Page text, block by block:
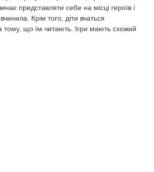
представляти себе на місці героїв і
Крім того, діти вчаться
тому, що їм читають. Ігри мають схожий